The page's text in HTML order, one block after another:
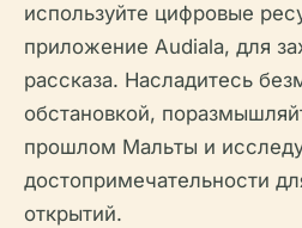
используйте цифровые
приложение Audiala, для
рассказа. Насладитесь
обстановкой,
прошлом Мальты и
достопримечательности
открытий.